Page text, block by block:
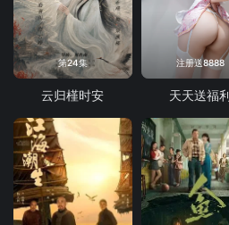
第24集
云归槿时安
注册送8888
天天送福利